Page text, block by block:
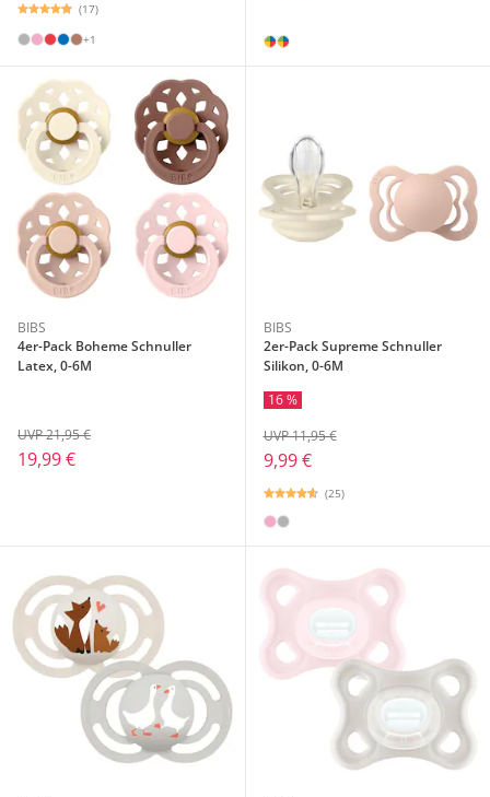
(17)
+1
BIBS
4er-Pack Boheme Schnuller
Latex, 0-6M
19,99 €
UVP 21,95 €
BIBS
2er-Pack Supreme Schnuller
Silikon, 0-6M
16 %
9,99 €
UVP 11,95 €
(25)